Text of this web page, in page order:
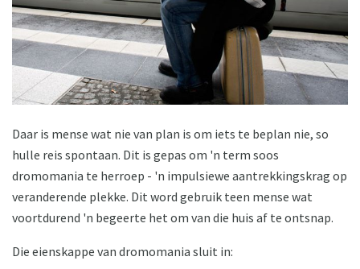
Daar is mense wat nie van plan is om iets te beplan nie, so
hulle reis spontaan. Dit is gepas om 'n term soos
dromomania te herroep - 'n impulsiewe aantrekkingskrag op
veranderende plekke. Dit word gebruik teen mense wat
voortdurend 'n begeerte het om van die huis af te ontsnap.
Die eienskappe van dromomania sluit in: